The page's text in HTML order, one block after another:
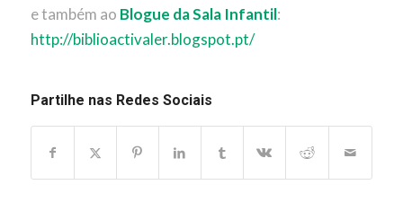
e também ao Blogue da Sala Infantil:
http://biblioactivaler.blogspot.pt/
Partilhe nas Redes Sociais